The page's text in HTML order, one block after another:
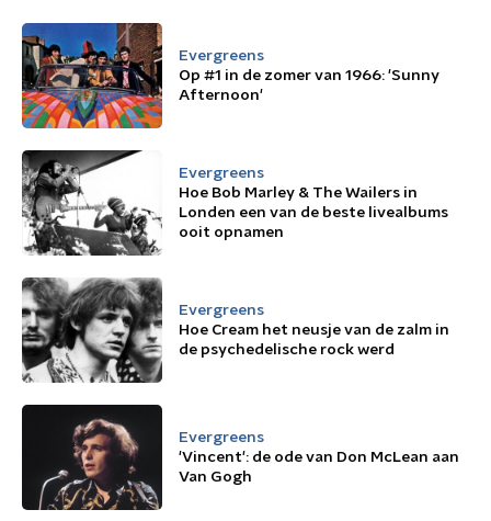
Evergreens
Op #1 in de zomer van 1966: 'Sunny
Afternoon'
Evergreens
Hoe Bob Marley & The Wailers in
Londen een van de beste livealbums
ooit opnamen
Evergreens
Hoe Cream het neusje van de zalm in
de psychedelische rock werd
Evergreens
'Vincent': de ode van Don McLean aan
Van Gogh